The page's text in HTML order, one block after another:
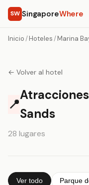
SW SingaporeWhere
Inicio /Hoteles /Marina
← Volver al hotel
📍
Sands
28 lugares
Ver todo Parque